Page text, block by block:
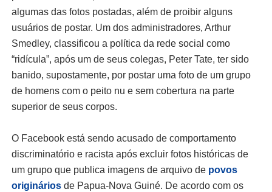
algumas das fotos postadas, além de proibir alguns
usuários de postar. Um dos administradores, Arthur
Smedley, classificou a política da rede social como
“ridícula”, após um de seus colegas, Peter Tate, ter sido
banido, supostamente, por postar uma foto de um grupo
de homens com o peito nu e sem cobertura na parte
superior de seus corpos.
O Facebook está sendo acusado de comportamento
discriminatório e racista após excluir fotos históricas de
um grupo que publica imagens de arquivo de povos
origináriosde Papua-Nova Guiné. De acordo com os